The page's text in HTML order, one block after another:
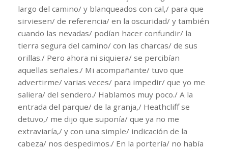
largo del camino/ y blanqueados con cal,/ para que
sirviesen/ de referencia/ en la oscuridad/ y también
cuando las nevadas/ podían hacer confundir/ la
tierra segura del camino/ con las charcas/ de sus
orillas./ Pero ahora ni siquiera/ se percibían
aquellas señales./ Mi acompañante/ tuvo que
advertirme/ varias veces/ para impedir/ que yo me
saliera/ del sendero./ Hablamos muy poco./ A la
entrada del parque/ de la granja,/ Heathcliff se
detuvo,/ me dijo que suponía/ que ya no me
extraviaría,/ y con una simple/ indicación de la
cabeza/ nos despedimos./ En la portería/ no había